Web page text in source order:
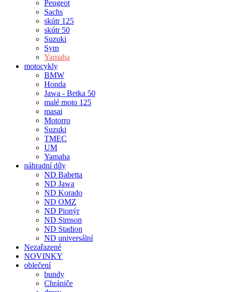
Peugeot
Sachs
skútr 125
skútr 50
Suzuki
Sym
Yamaha
motocykly
BMW
Honda
Jawa - Betka 50
malé moto 125
masai
Motorro
Suzuki
TMEC
UM
Yamaha
náhradní díly
ND Babetta
ND Jawa
ND Korado
ND OMZ
ND Pionýr
ND Simson
ND Stadion
ND universální
Nezařazené
NOVINKY
oblečení
bundy
Chrániče